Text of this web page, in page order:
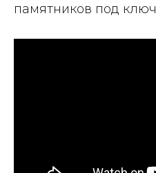
памятников под ключ